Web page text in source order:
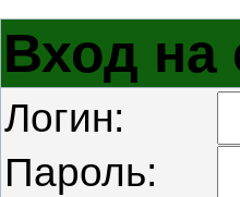
Вход на
Логин:
Пароль: